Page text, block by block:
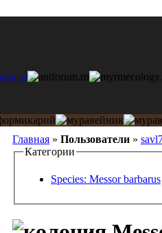
Главная » Пользователи »
Категории
Species: Messor barbarus